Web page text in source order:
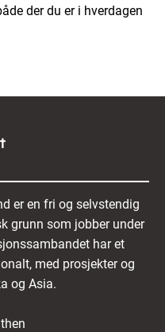
der du er i hverdagen
er en fri og selvstendig
grunn som jobber under
har et
med prosjekter og
og Asia.